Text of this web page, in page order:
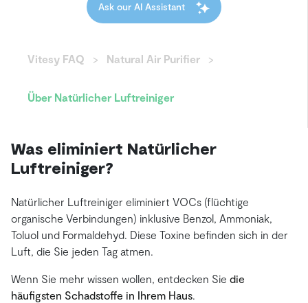
Ask our AI Assistant
Vitesy FAQ Natural Air Purifier
Über Natürlicher Luftreiniger
Was eliminiert Natürlicher
Luftreiniger?
Natürlicher Luftreiniger eliminiert VOCs (flüchtige
organische Verbindungen) inklusive Benzol, Ammoniak,
Toluol und Formaldehyd. Diese Toxine befinden sich in der
Luft, die Sie jeden Tag atmen.
Wenn Sie mehr wissen wollen, entdecken Sie die
häufigsten Schadstoffe in Ihrem Haus.